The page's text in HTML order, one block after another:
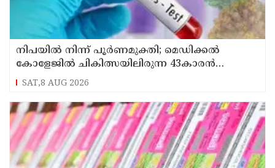
നിപയിൽ നിന്ന് പൂർണമുക്തി; മെഡിക്കൽ
കോളേജിൽ ചികിത്സയിലിരുന്ന 43കാരൻ
വീട്ടിലേക്ക് മടങ്ങി
SAT,8 AUG 2026